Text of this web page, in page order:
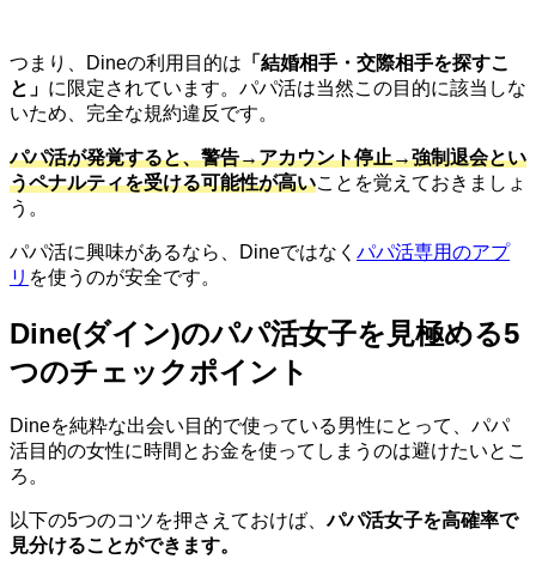
つまり、Dineの利用目的は 「結婚相手・交際相手を探すこ
と」 に限定されています。パパ活は当然この目的に該当しな
いため、完全な規約違反です。
パパ活が発覚すると、警告→アカウント停止→強制退会とい
うペナルティを受ける可能性が高いことを覚えておきましょ
う。
パパ活に興味があるなら、Dineではなく パパ活専用のアプ
リ を使うのが安全です。
Dine(ダイン)のパパ活女子を見極める5
つのチェックポイント
Dineを純粋な出会い目的で使っている男性にとって、パパ
活目的の女性に時間とお金を使ってしまうのは避けたいとこ
ろ。
以下の5つのコツを押さえておけば、パパ活女子を高確率で
見分けることができます。